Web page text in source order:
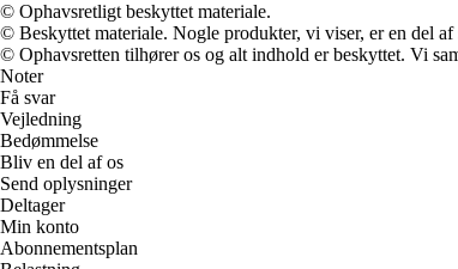
© Ophavsretligt beskyttet materiale.
© Beskyttet materiale. Nogle produkter, vi viser, er en del
© Ophavsretten tilhører os og alt indhold er beskyttet. Vi
Noter
Få svar
Vejledning
Bedømmelse
Bliv en del af os
Send oplysninger
Deltager
Min konto
Abonnementsplan